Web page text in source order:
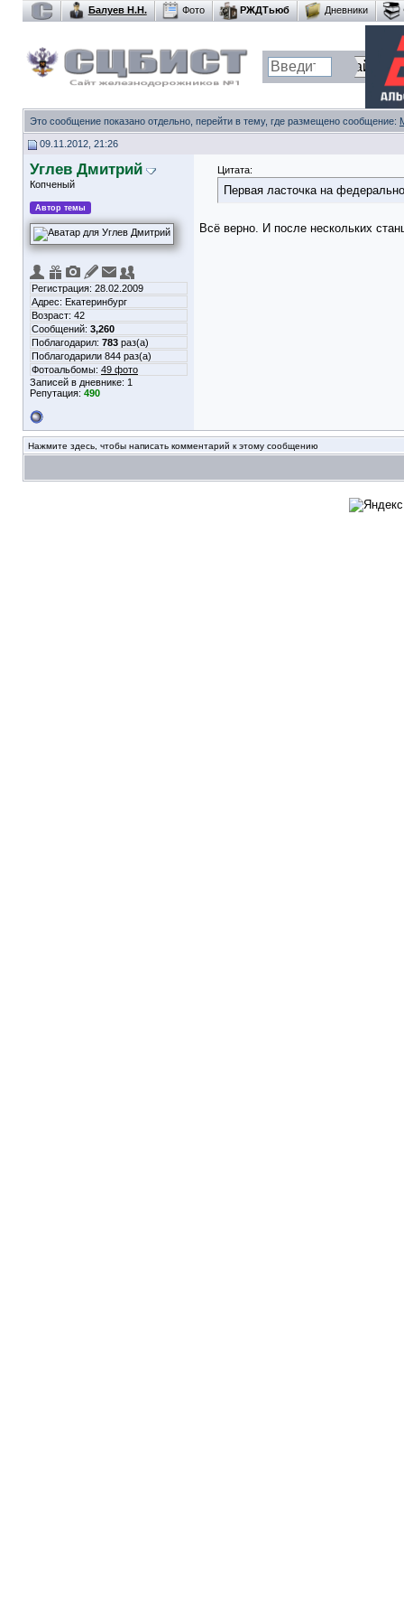
Балуев Н.Н. Фото РЖДТьюб Дневники
Это сообщение показано отдельно, перейти в тему, где размещено сообщение:
09.11.2012, 21:26
Углев Дмитрий
Копченый
Автор темы
Регистрация: 28.02.2009
Адрес: Екатеринбург
Возраст: 42
Сообщений: 3,260
Поблагодарил: 783 раз(а)
Поблагодарили 844 раз(а)
Фотоальбомы: 49 фото
Записей в дневнике: 1
Репутация: 490
Цитата:
Первая ласточка на
Всё верно. И после нескольких
Нажмите здесь, чтобы написать комментарий к этому сообщению